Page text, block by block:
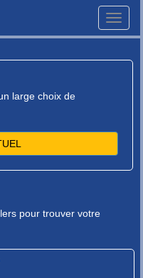
Toggle
large choix de
pour trouver votre